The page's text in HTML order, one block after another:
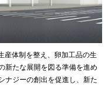
産体制を整え、卵加工品の生
新たな展開を図る準備を進め
ナジーの創出を促進し、新た